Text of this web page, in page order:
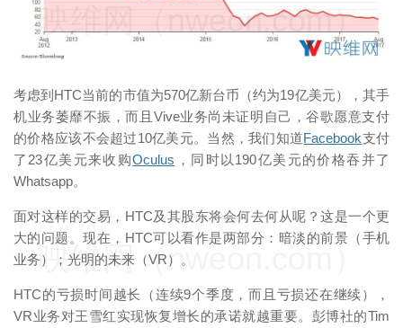
考虑到HTC当前的市值为570亿新台币（约为19亿美元），其手
机业务萎靡不振，而且Vive业务尚未证明自己，谷歌愿意支付
的价格应该不会超过10亿美元。当然，我们知道Facebook支付
了23亿美元来收购Oculus ，同时以190亿美元的价格吞并了
Whatsapp。
面对这样的交易，HTC及其股东将会何去何从呢？这是一个更
大的问题。现在，HTC可以看作是两部分：暗淡的前景（手机
业务）；光明的未来（VR）。
HTC的亏损时间越长（连续9个季度，而且亏损还在继续），
VR业务对王雪红实现恢复增长的承诺就越重要。彭博社的Tim
映维网（nweon.com）
映维网（nweon.com）